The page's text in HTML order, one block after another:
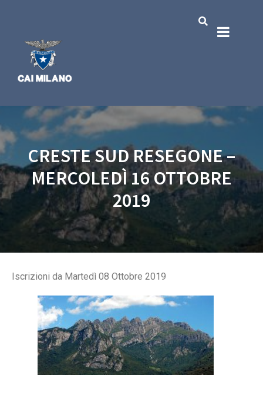
CRESTE SUD RESEGONE –
MERCOLEDÌ 16 OTTOBRE
2019
Iscrizioni da Martedì 08 Ottobre 2019